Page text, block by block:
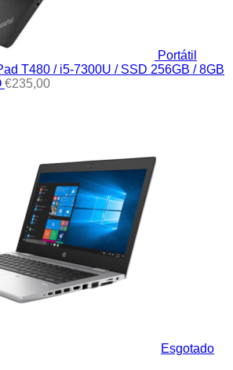
Portátil
T480 / i5-7300U / SSD 256GB / 8GB
€235,00
Esgotado